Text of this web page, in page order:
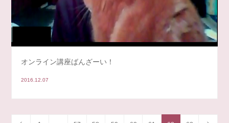
オンライン講座ばんざーい！
2016.12.07